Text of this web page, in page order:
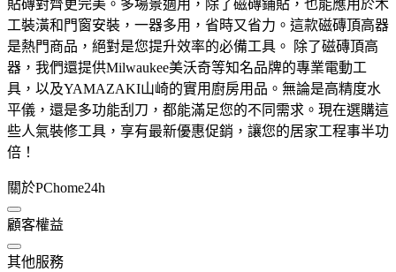
貼磚對齊更完美。多場景適用，除了磁磚鋪貼，也能應用於木
工裝潢和門窗安裝，一器多用，省時又省力。這款磁磚頂高器
是熱門商品，絕對是您提升效率的必備工具。 除了磁磚頂高
器，我們還提供Milwaukee美沃奇等知名品牌的專業電動工
具，以及YAMAZAKI山崎的實用廚房用品。無論是高精度水
平儀，還是多功能刮刀，都能滿足您的不同需求。現在選購這
些人氣裝修工具，享有最新優惠促銷，讓您的居家工程事半功
倍！
關於PChome24h
顧客權益
其他服務